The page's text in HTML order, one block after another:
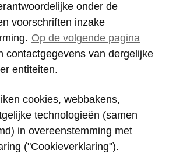
onder de
voorschriften inzake
. Op de volgende pagina
contactgegevens van dergelijke
entiteiten.
cookies, webbakens,
technologieën (samen
) in overeenstemming met
("Cookieverklaring").